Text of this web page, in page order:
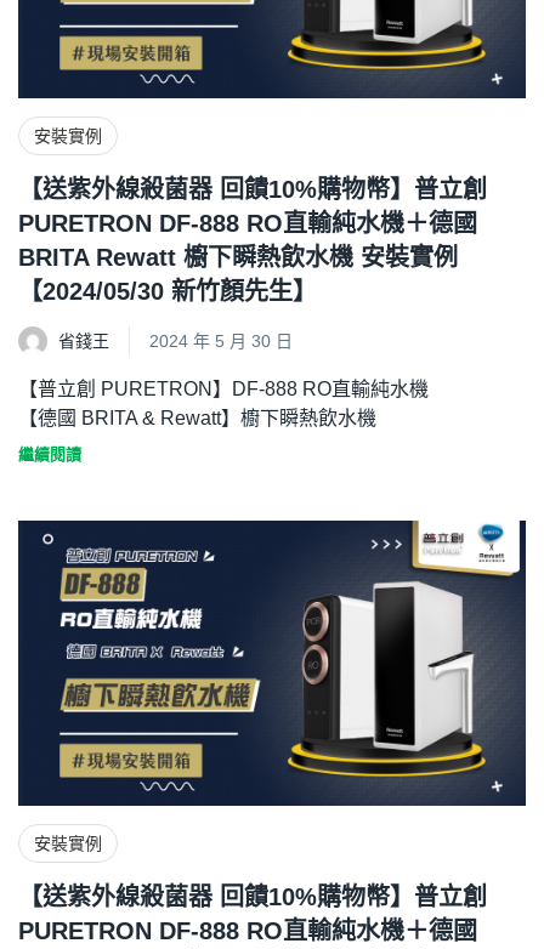
安裝實例
【送紫外線殺菌器 回饋10%購物幣】普立創
PURETRON DF-888 RO直輸純水機＋德國
BRITA Rewatt 櫥下瞬熱飲水機 安裝實例
【2024/05/30 新竹顏先生】
省錢王 2024 年 5 月 30 日
【普立創 PURETRON】DF-888 RO直輸純水機
【德國 BRITA & Rewatt】櫥下瞬熱飲水機
繼續閱讀
安裝實例
【送紫外線殺菌器 回饋10%購物幣】普立創
PURETRON DF-888 RO直輸純水機＋德國